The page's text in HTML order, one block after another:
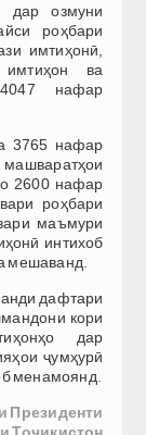
дар озмуни
роҳбари
имтиҳонӣ,
ва
4047 нафар
3765 нафар
2600 нафар
роҳбари
маъмури
интихоб
мешаванд.
дафтари
кори
дар
ҷумҳурӣ
менамоянд.
Президенти
Тоҷикистон